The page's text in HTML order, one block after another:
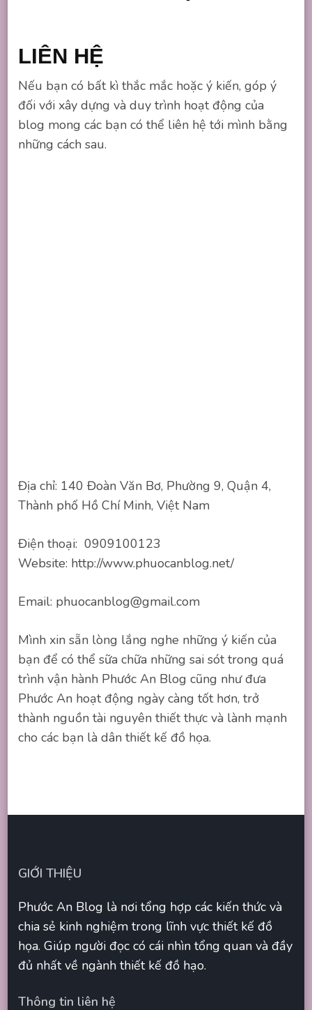
LIÊN HỆ
Nếu bạn có bất kì thắc mắc hoặc ý kiến, góp ý
đối với xây dựng và duy trình hoạt động của
blog mong các bạn có thể liên hệ tới mình bằng
những cách sau.
Địa chỉ: 140 Đoàn Văn Bơ, Phường 9, Quận 4,
Thành phố Hồ Chí Minh, Việt Nam
Điện thoại: 0909100123
Website: http://www.phuocanblog.net/
Email: phuocanblog@gmail.com
Mình xin sẵn lòng lắng nghe những ý kiến của
bạn để có thể sữa chữa những sai sót trong quá
trình vận hành Phước An Blog cũng như đưa
Phước An hoạt động ngày càng tốt hơn, trở
thành nguồn tài nguyên thiết thực và lành mạnh
cho các bạn là dân thiết kế đồ họa.
GIỚI THIỆU
Phước An Blog là nơi tổng hợp các kiến thức và
chia sẻ kinh nghiệm trong lĩnh vực thiết kế đồ
họa. Giúp người đọc có cái nhìn tổng quan và đầy
đủ nhất về ngành thiết kế đồ hạo.
Thông tin liên hệ